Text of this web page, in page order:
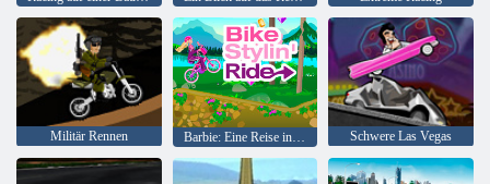
Militär Rennen Barbie: Eine Reise in die stilvollen Fahrrad Schwere Las Vegas